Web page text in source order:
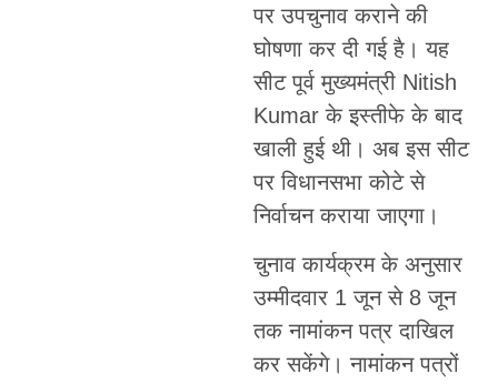
पर उपचुनाव कराने की
घोषणा कर दी गई है। यह
सीट पूर्व मुख्यमंत्री Nitish
Kumar के इस्तीफे के बाद
खाली हुई थी। अब इस सीट
पर विधानसभा कोटे से
निर्वाचन कराया जाएगा।
चुनाव कार्यक्रम के अनुसार
उम्मीदवार 1 जून से 8 जून
तक नामांकन पत्र दाखिल
कर सकेंगे। नामांकन पत्रों